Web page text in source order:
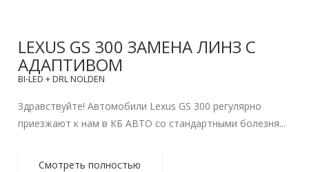
LEXUS GS 300 ЗАМЕНА ЛИНЗ С
АДАПТИВОМ
BI-LED + DRL NOLDEN
Здравствуйте! Автомобили Lexus GS 300 регулярно
приезжают к нам в КБ АВТО со стандартными болезня...
Смотреть полностью